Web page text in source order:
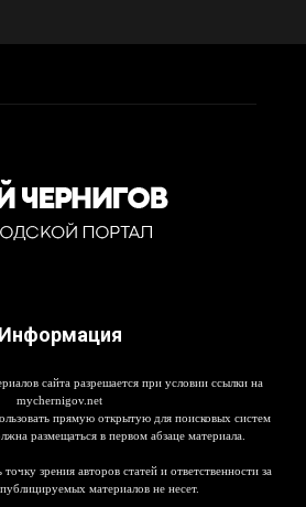
Информация
сайта разрешается при условии ссылки на
mychernigov.net
прямую открытую для поисковых систем
размещаться в первом абзаце материала.
зрения авторов статей и ответственности за
материалов не несет.